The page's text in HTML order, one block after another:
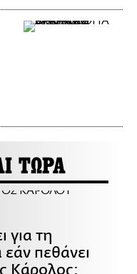
ΤΩΡΑ
για τη
πεθάνει
Κάρολος;